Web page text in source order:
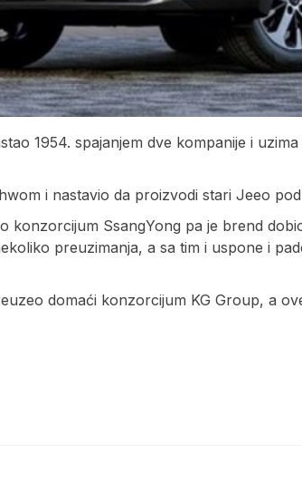
1954. spajanjem dve kompanije i
i nastavio da proizvodi stari Jeeo
konzorcijum SsangYong pa je brend
preuzimanja, a sa tim i uspone i
domaći konzorcijum KG Group, a